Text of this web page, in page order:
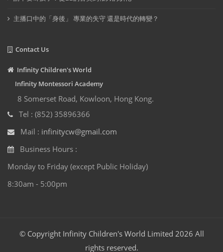
主播口中的「身後」 專業的失守 還是時代的轉變？
Contact Us
Infinity Children's World
Infinity Montessori Academy
8 Somerset Road, Kowloon, Hong Kong.
Tel : (852) 35896366
Mail : infinitycw@gmail.com
Business Hours :
Monday to Friday (except Public Holiday)
8:30am - 5:00pm
© Copyright Infinity Children's World Limited 2026 All
rights reserved.